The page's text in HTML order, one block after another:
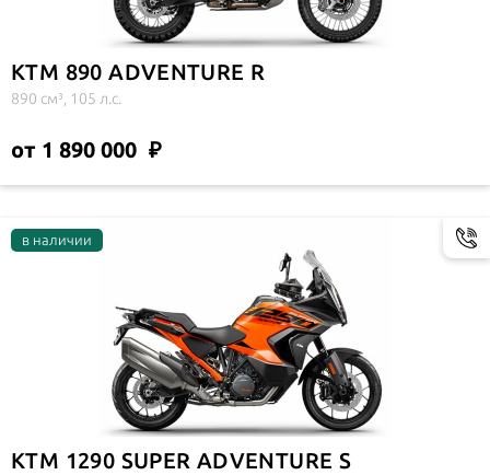
KTM 890 ADVENTURE R
890 см³, 105 л.с.
от 1 890 000
KTM 1290 SUPER ADVENTURE S